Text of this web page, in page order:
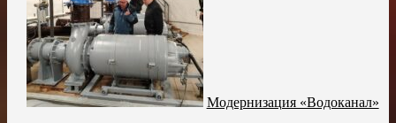
Модернизация «Водоканал»